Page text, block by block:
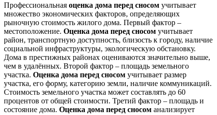
Профессиональная оценка дома перед сносом учитывает
множество экономических факторов, определяющих
рыночную стоимость жилого дома. Первый фактор –
местоположение. Оценка дома перед сносом учитывает
район, транспортную доступность, близость к городу, наличие
социальной инфраструктуры, экологическую обстановку.
Дома в престижных районах оцениваются значительно выше,
чем в удалённых. Второй фактор – площадь земельного
участка. Оценка дома перед сносом учитывает размер
участка, его форму, категорию земли, наличие коммуникаций.
Стоимость земельного участка может составлять до 60
процентов от общей стоимости. Третий фактор – площадь и
состояние дома. Оценка дома перед сносом анализирует